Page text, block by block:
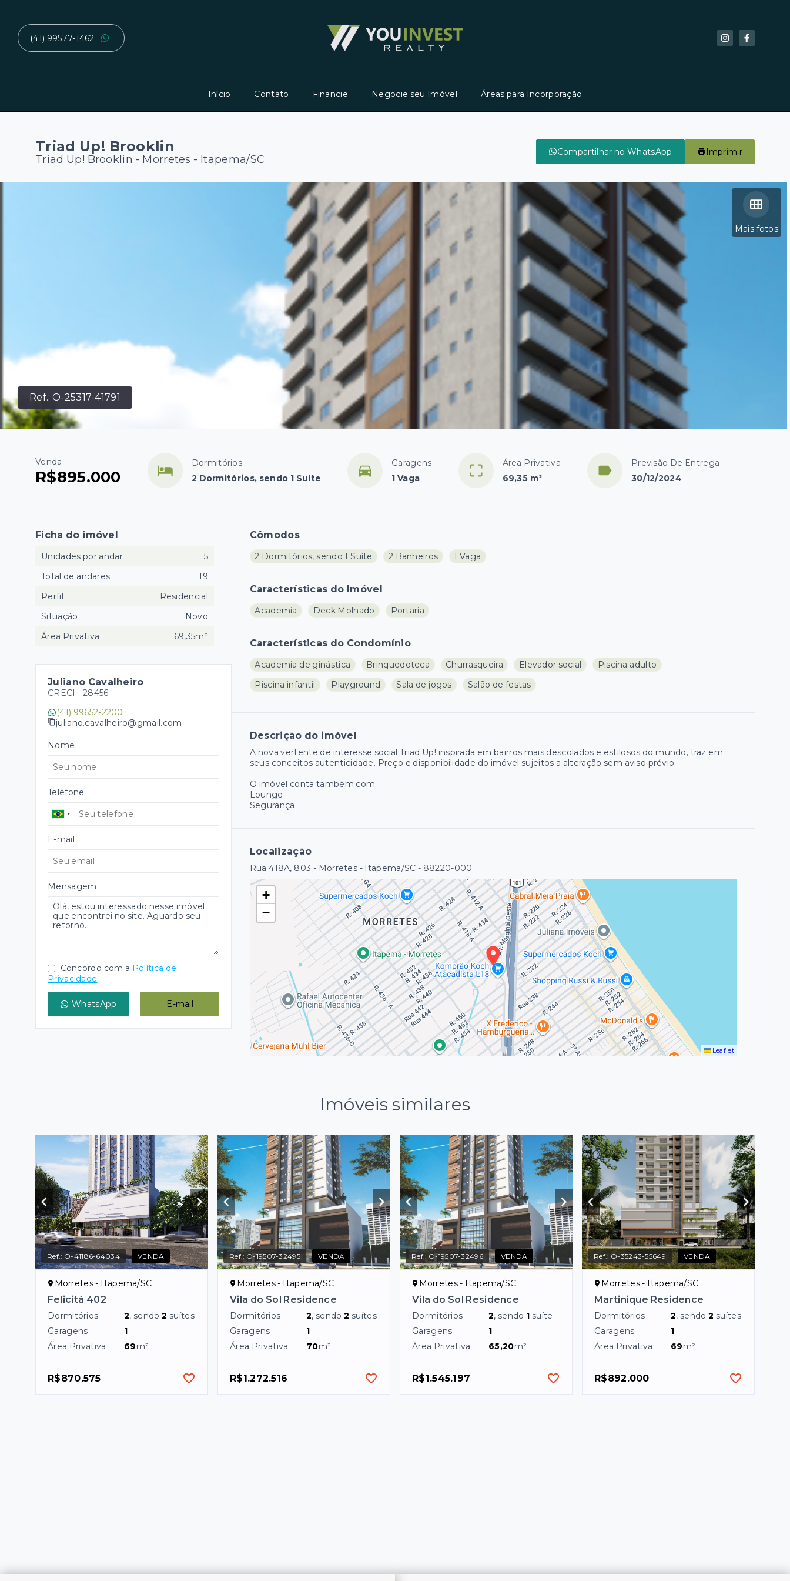
(41) 99577-1462
Início Contato Financie Negocie seu Imóvel Áreas para Incorporação
Triad Up! Brooklin
Triad Up! Brooklin - Morretes - Itapema/SC
Compartilhar no WhatsApp Imprimir
Ref.:O-25317-41791
Mais fotos
Venda
R$895.000
Dormitórios
2 Dormitórios, sendo 1 Suíte
Garagens
1 Vaga
Área Privativa
69,35 m²
Previsão De Entrega
30/12/2024
Cômodos
2 Dormitórios, sendo 1 Suíte 2 Banheiros 1 Vaga
Características do Imóvel
Academia Deck Molhado Portaria
Características do Condomínio
Academia de ginástica Brinquedoteca Churrasqueira Elevador social
Piscina adulto
Piscina infantil
Playground Sala de jogos Salão de festas
Descrição do imóvel
A nova vertente de interesse social Triad Up! inspirada em bairros mais descolados e estilosos do mundo, traz em
seus conceitos autenticidade. Preço e disponibilidade do imóvel sujeitos a alteração sem aviso prévio.
O imóvel conta também com:
Lounge
Segurança
Localização
Rua 418A, 803 - Morretes - Itapema/SC - 88220-000
+
−
Leaflet
Ficha do imóvel
Unidades por andar
5
Total de andares
19
Perfil
Residencial
Situação
Novo
Área Privativa
69,35m²
Juliano Cavalheiro
CRECI - 28456
(41) 99652-2200
juliano.cavalheiro@gmail.com
Nome
Telefone
E-mail
Mensagem
Concordo com a Política de
Privacidade
WhatsApp E-mail
Imóveis similares
Ref.: O-41186-64034 VENDA
Morretes - Itapema/SC
Felicità 402
Dormitórios 2, sendo2 suítes
Garagens
1
Área Privativa
69m²
R$870.575
Ref.:O-19507-32495 VENDA
Morretes - Itapema/SC
Vila do Sol Residence
Dormitórios 2, sendo2 suítes
Garagens
1
Área Privativa
70m²
R$1.272.516
Ref.:O-19507-32496 VENDA
Morretes - Itapema/SC
Vila do Sol Residence
Dormitórios 2, sendo 1 suíte
Garagens
1
Área Privativa
65,20m²
R$1.545.197
Ref.: O-35243-55649 VENDA
Morretes - Itapema/SC
Martinique Residence
Dormitórios 2, sendo2 suítes
Garagens
1
Área Privativa
69m²
R$892.000